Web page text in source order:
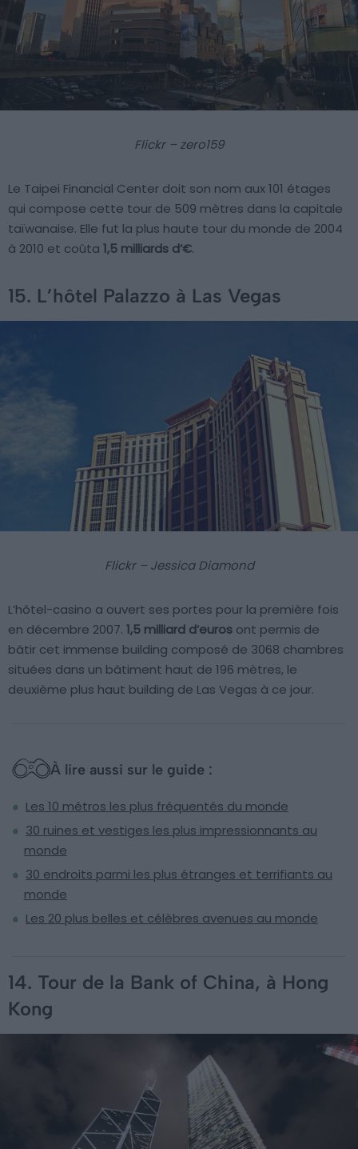
Flickr – zero159
Le Taipei Financial Center doit son nom aux 101 étages
qui compose cette tour de 509 mètres dans la capitale
taïwanaise. Elle fut la plus haute tour du monde de 2004
à 2010 et coûta 1,5 milliards d’€.
15. L’hôtel Palazzo à Las Vegas
Flickr – Jessica Diamond
L’hôtel-casino a ouvert ses portes pour la première fois
en décembre 2007. 1,5 milliard d’euros ont permis de
bâtir cet immense building composé de 3068 chambres
situées dans un bâtiment haut de 196 mètres, le
deuxième plus haut building de Las Vegas à ce jour.
À lire aussi sur le guide :
Les 10 métros les plus fréquentés du monde
30 ruines et vestiges les plus impressionnants au
monde
30 endroits parmi les plus étranges et terrifiants au
monde
Les 20 plus belles et célèbres avenues au monde
14. Tour de la Bank of China, à Hong
Kong